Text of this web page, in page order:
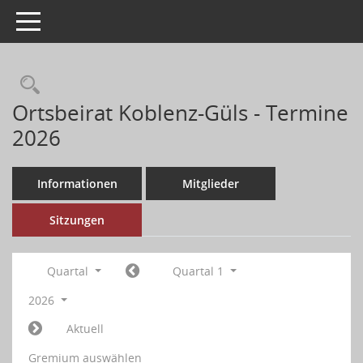
Toggle navigation
Ortsbeirat Koblenz-Güls - Termine
2026
Informationen Mitglieder
Sitzungen
Quartal
Quartal 1
2026
Aktuell
Gremium auswählen